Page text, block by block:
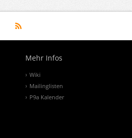
Mehr Infos
Wiki
Mailinglisten
P9a Kalender